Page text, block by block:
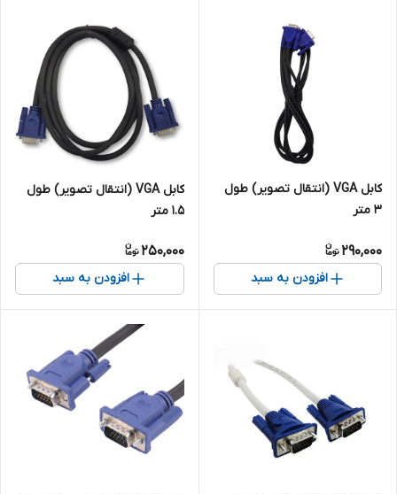
کابل VGA (انتقال تصویر) طول
3 متر
290,000
افزودن به سبد
کابل VGA (انتقال تصویر) طول
1.5 متر
250,000
افزودن به سبد